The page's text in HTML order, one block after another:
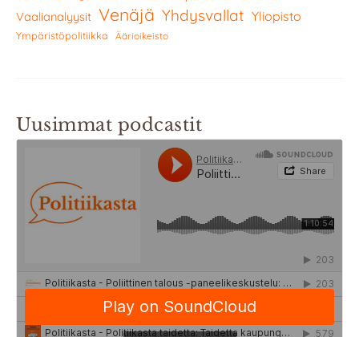
Vaalianalyysit Venäjä Yhdysvallat Yliopisto
Ympäristöpolitiikka Äärioikeisto
Uusimmat podcastit